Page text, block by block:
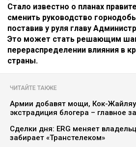
Стало известно о планах
сменить руководство
поставив у руля главу
Это может стать решающим
перераспределении влияния в
страны.
ЧИТАЙТЕ ТАКЖЕ
Армии добавят мощи, Кок-
экстрадиция блогера – главное
Сделки дня: ERG меняет
забирает «Транстелеком»